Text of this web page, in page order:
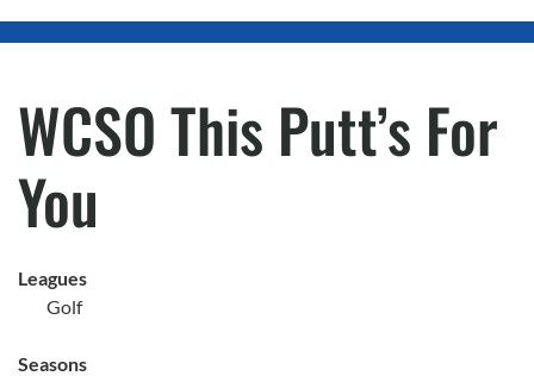
WCSO This Putt’s For
You
Leagues
Golf
Seasons